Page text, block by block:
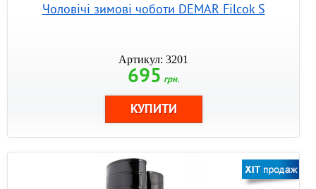
Чоловічі зимові чоботи DEMAR Filcok S
Артикул: 3201
695 грн.